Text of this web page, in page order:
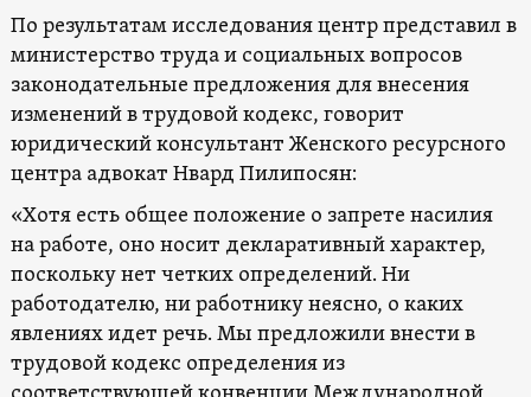
По результатам исследования центр представил в
министерство труда и социальных вопросов
законодательные предложения для внесения
изменений в трудовой кодекс, говорит
юридический консультант Женского ресурсного
центра адвокат Нвард Пилипосян:
«Хотя есть общее положение о запрете насилия
на работе, оно носит декларативный характер,
поскольку нет четких определений. Ни
работодателю, ни работнику неясно, о каких
явлениях идет речь. Мы предложили внести в
трудовой кодекс определения из